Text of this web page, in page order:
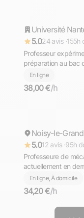
Répond
Université
5.024 avis ·155h
Professeur
préparation au bac
grammaire,
En ligne
38,00 €/h
Répond
Noisy-le-Grand
5.012 avis ·95h
Professeure de
actuellement en
en ligne
En ligne, À domicile
34,20 €/h